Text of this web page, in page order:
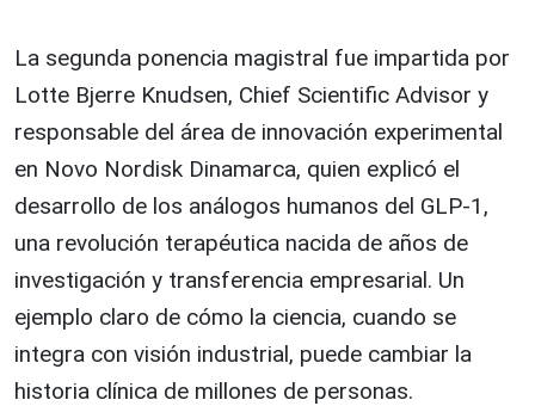
La segunda ponencia magistral fue impartida por
Lotte Bjerre Knudsen, Chief Scientific Advisor y
responsable del área de innovación experimental
en Novo Nordisk Dinamarca, quien explicó el
desarrollo de los análogos humanos del GLP-1,
una revolución terapéutica nacida de años de
investigación y transferencia empresarial. Un
ejemplo claro de cómo la ciencia, cuando se
integra con visión industrial, puede cambiar la
historia clínica de millones de personas.